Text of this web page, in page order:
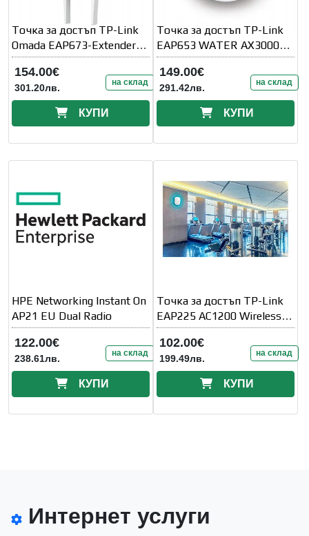
Точка за достъп TP-Link
Omada EAP673-Extender
AX5400 Mesh Wi-Fi 6
154.00€
301.20лв. на склад
КУПИ
Точка за достъп TP-Link
EAP653 WATER AX3000
Ceiling Mount WiFi 6
149.00€
291.42лв. на склад
КУПИ
HPE Networking Instant On
AP21 EU Dual Radio
122.00€
238.61лв. на склад
КУПИ
Tочка за достъп TP-Link
EAP225 AC1200 Wireless
Dual Band Gigabit
102.00€
199.49лв. на склад
КУПИ
Интернет услуги